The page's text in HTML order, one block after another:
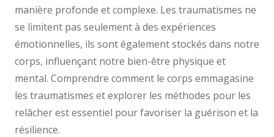
manière profonde et complexe. Les traumatismes ne
se limitent pas seulement à des expériences
émotionnelles, ils sont également stockés dans notre
corps, influençant notre bien-être physique et
mental. Comprendre comment le corps emmagasine
les traumatismes et explorer les méthodes pour les
relâcher est essentiel pour favoriser la guérison et la
résilience.